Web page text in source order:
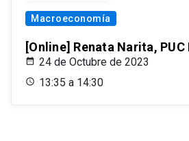
Macroeconomía
[Online] Renata Narita, PUC
24 de Octubre de 2023
13:35 a 14:30